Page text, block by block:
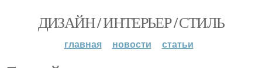
ДИЗАЙН / ИНТЕРЬЕР / СТИЛЬ
главная новости статьи